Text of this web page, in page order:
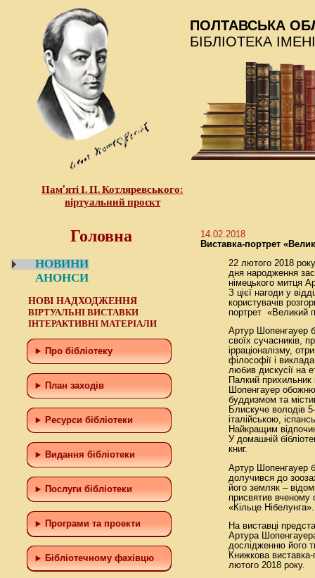
Пам’яті І. П. Котляревського:
віртуальний проєкт
ПОЛТАВСЬКА
БІБЛІОТЕКА
Головна
НОВИНИ
АНОНСИ
НОВІ НАДХОДЖЕННЯ
ВІРТУАЛЬНІ ВИСТАВКИ
ІНТЕРАКТИВНІ МАТЕРІАЛИ
Про бібліотеку
План заходів
Ресурси бібліотеки
Видання бібліотеки
Послуги бібліотеки
Програми та проекти
Бiблiотечному фахiвцю
14.02.2018
Виставка-портрет
22 лютого 2018
дня народження
німецького митця
З цієї нагоди у
користувачів
портрет «Великий
Артур Шопенгауер
своїх сучасників,
ірраціоналізму,
філософії і
любив дискусії на
Палкий
Шопенгауер
буддизмом та
Блискуче володів
італійською,
Найкращим
У домашній
книг.
Артур Шопенгауер
долучився до
його земляк –
присвятив вченому
«Кільце Нібелунга».
На виставці
Артура
дослідженню його
Книжкова
лютого 2018 року.